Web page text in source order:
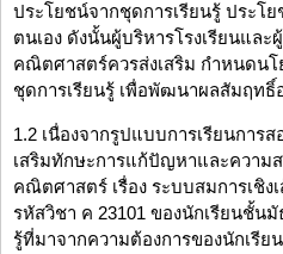
ประโยชน์จากชุดการเรียนรู้ ประโ
ตนเอง ดังนั้นผู้บริหารโรงเรียนและ
คณิตศาสตร์ควรส่งเสริม กำหนดนโ
ชุดการเรียนรู้ เพื่อพัฒนาผลสัมฤทธิ์
1.2 เนื่องจากรูปแบบการเรียนการ
เสริมทักษะการแก้ปัญหาและความ
คณิตศาสตร์ เรื่อง ระบบสมการเชิ
รหัสวิชา ค 23101 ของนักเรียนชั้น
รู้ที่มาจากความต้องการของนักเรีย